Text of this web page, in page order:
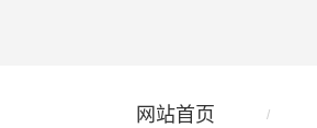
网站首页